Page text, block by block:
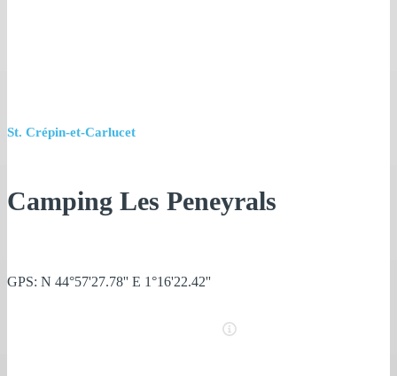
St. Crépin-et-Carlucet
Camping Les Peneyrals
GPS: N 44°57'27.78'' E 1°16'22.42''